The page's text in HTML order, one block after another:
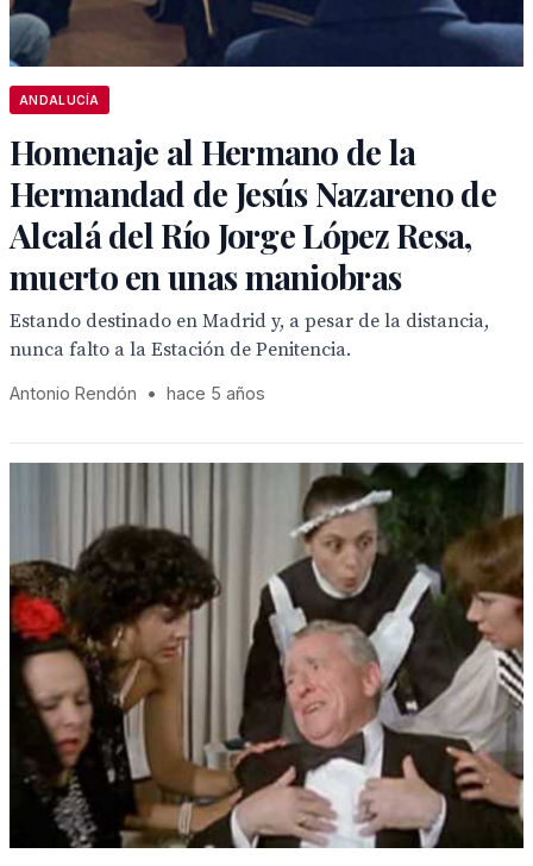
ANDALUCÍA
Homenaje al Hermano de la
Hermandad de Jesús Nazareno de
Alcalá del Río Jorge López Resa,
muerto en unas maniobras
Estando destinado en Madrid y, a pesar de la distancia,
nunca falto a la Estación de Penitencia.
Antonio Rendón • hace 5 años